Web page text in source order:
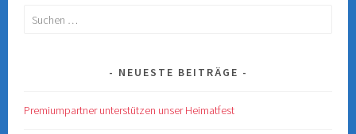
Suchen
NEUESTE BEITRÄGE
Premiumpartner unterstützen unser Heimatfest